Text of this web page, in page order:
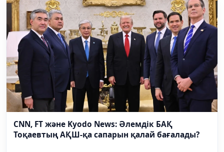
CNN, FT және Kyodo News: Әлемдік БАҚ
Тоқаевтың АҚШ-қа сапарын қалай бағалады?